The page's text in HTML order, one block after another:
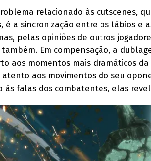
relacionado às cutscenes,
é a sincronização entre os lábios e
pelas opiniões de outros
Em compensação, a
aos momentos mais dramáticos
atento aos movimentos do seu
às falas dos combatentes, elas